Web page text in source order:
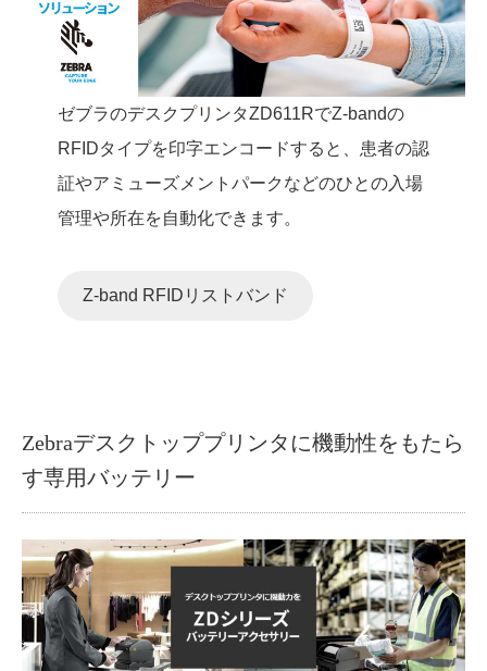
ゼブラのデスクプリンタZD611RでZ-bandの
RFIDタイプを印字エンコードすると、患者の認
証やアミューズメントパークなどのひとの入場
管理や所在を自動化できます。
Z-band RFIDリストバンド
Zebraデスクトッププリンタに機動性をもたら
す専用バッテリー